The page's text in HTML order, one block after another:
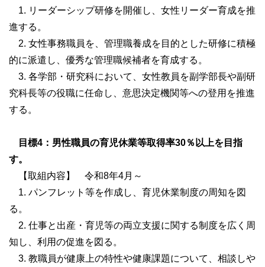
1. リーダーシップ研修を開催し、女性リーダー育成を推
進する。
2. 女性事務職員を、管理職養成を目的とした研修に積極
的に派遣し、優秀な管理職候補者を育成する。
3. 各学部・研究科において、女性教員を副学部長や副研
究科長等の役職に任命し、意思決定機関等への登用を推進
する。
目標4：男性職員の育児休業等取得率30％以上を目指
す。
【取組内容】 令和8年4月～
1. パンフレット等を作成し、育児休業制度の周知を図
る。
2. 仕事と出産・育児等の両立支援に関する制度を広く周
知し、利用の促進を図る。
3. 教職員が健康上の特性や健康課題について、相談しや